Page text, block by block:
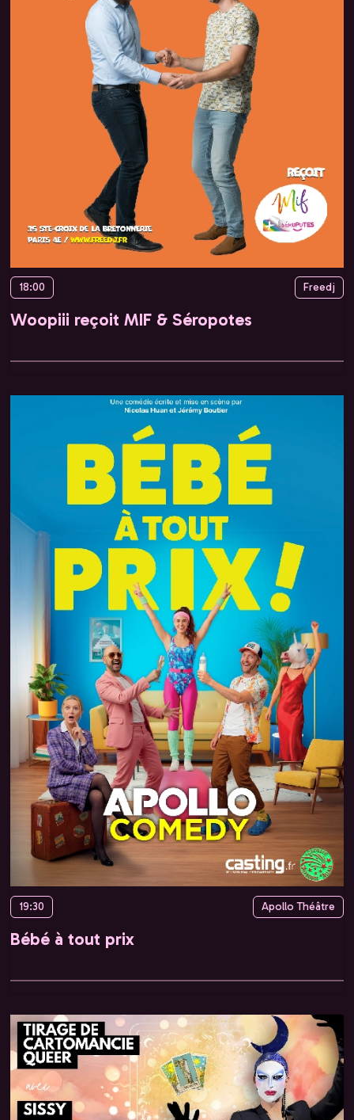
18:00 Freedj
Woopiii reçoit MIF & Séropotes
19:30 Apollo Théâtre
Bébé à tout prix